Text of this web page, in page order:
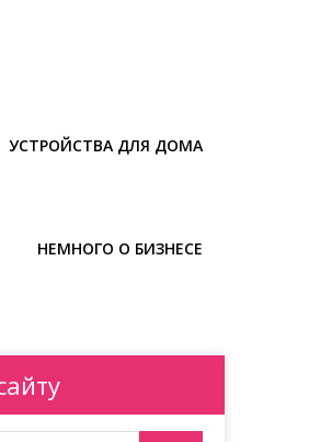
УСТРОЙСТВА ДЛЯ ДОМА
НЕМНОГО О БИЗНЕСЕ